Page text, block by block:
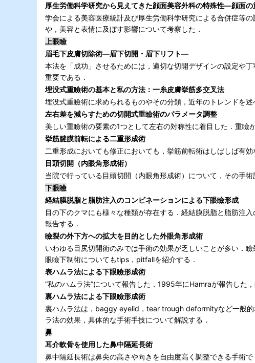
厚生労働科学研究から見えてきた顔面美容外科の特殊性―顔面
学会による美容医療統計及び厚生労働科学研究による合併症等
や，美容と表情に及ぼす影響について考察した．
上眼瞼
眉毛下皮膚切除術―眉下切開・眉下リフト―
本法を「成功」させるためには，適切な切開デザインの設定や
重要である．
埋没式重瞼術の基本と私の方法：一糸皮膚挙筋多交叉法
埋没式重瞼術に求められるものやその分類，近年のトレンドを
左右差を減らすための切開式重瞼術のパラメータ調整
美しい重瞼術の要素の1つとして左右の対称性に着目した．重
挙筋腱膜前転による二重形成術
二重形成においても修正においても，挙筋前転術はしばしば有
目頭切開（内眼角形成術）
当院で行っている目頭切開（内眼角形成術）について，その手
下眼瞼
経結膜脱脂と脂肪注入のコンビネーションによる下眼瞼形成
目の下のクマにも様々な種類が存在する．経結膜脱脂と脂肪注
報告する．
瞼裂の外下方への拡大を目的とした外眼角形成術
いわゆる目尻切開術のみでは手術の効果が乏しいことが多い．
眼瞼下制術についてもtips，pitfallを紹介する．
表ハムラ法による下眼瞼形成術
“私のハムラ法”について報告した．1995年にHamraが報告した
裏ハムラ法による下眼瞼形成術
裏ハムラ法は，baggy eyelid，tear trough deformityなど一般的
ラ法の効果，具体的な手術手技について解説する．
鼻
耳介軟骨を使用した鼻中隔延長術
鼻中隔延長術は鼻尖の高さや向きを自由度高く調整できる手術